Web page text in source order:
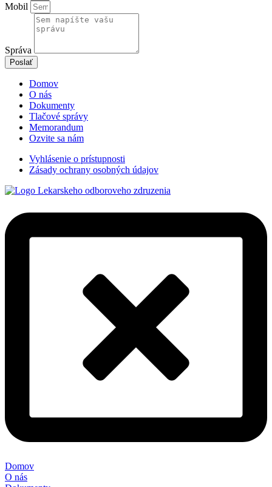
Mobil
Správa
Poslať
Domov
O nás
Dokumenty
Tlačové správy
Memorandum
Ozvite sa nám
Vyhlásenie o prístupnosti
Zásady ochrany osobných údajov
Domov
O nás